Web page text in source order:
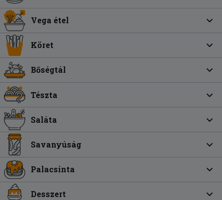
Vega étel
Köret
Bőségtál
Tészta
Saláta
Savanyúság
Palacsinta
Desszert